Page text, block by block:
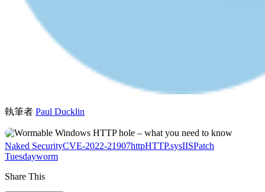
執筆者 Paul Ducklin
Naked SecurityCVE-2022-21907httpHTTP.sysIISPatch
Tuesdayworm
Share This